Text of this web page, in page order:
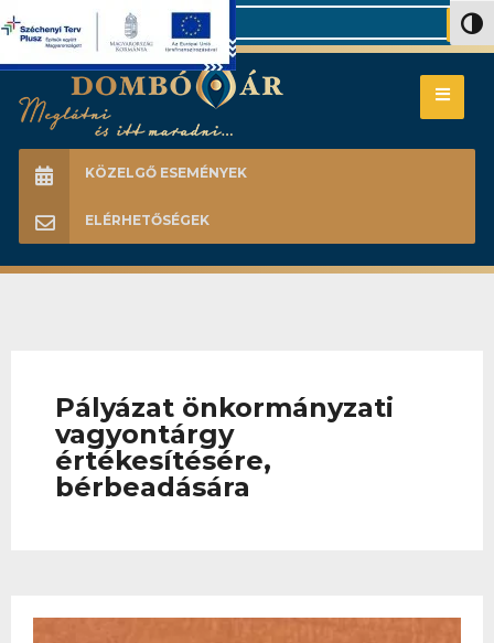
Search
KÖZELGŐ ESEMÉNYEK
ELÉRHETŐSÉGEK
Pályázat önkormányzati
vagyontárgy
értékesítésére,
bérbeadására